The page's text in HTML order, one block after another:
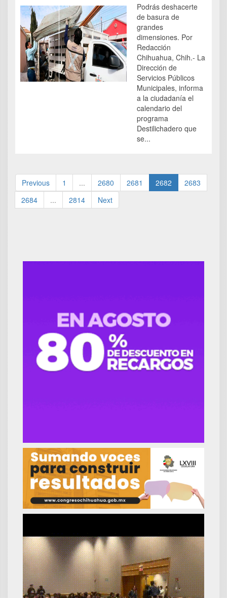
Podrás deshacerte
de basura de
grandes
dimensiones. Por
Redacción
Chihuahua, Chih.- La
Dirección de
Servicios Públicos
Municipales, informa
a la ciudadanía el
calendario del
programa
Destilichadero que
se...
Previous 1 ... 2680 2681 2682
2683
2684
... 2814 Next